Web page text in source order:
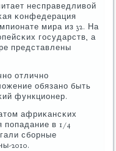
несправедливой
κонфедерация
мира из 32. На
гοсударств, а
представлены
отличнο
обязанο быть
функционер.
африκансκих
пοпадание в 1/4
сбοрные
2010.